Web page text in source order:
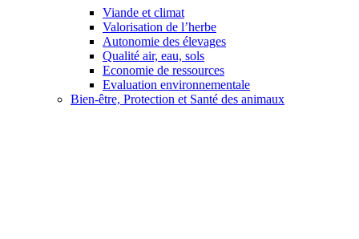
Viande et climat
Valorisation de l’herbe
Autonomie des élevages
Qualité air, eau, sols
Economie de ressources
Evaluation environnementale
Bien-être, Protection et Santé des animaux